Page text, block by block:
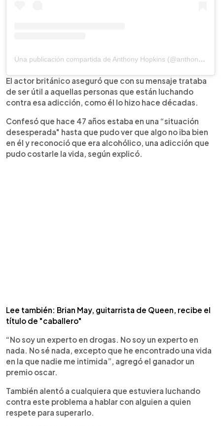
Una publicación compartida de Anthony Hopkins (@anthonyhopkins)
El actor británico aseguró que con su mensaje trataba
de ser útil a aquellas personas que están luchando
contra esa adicción, como él lo hizo hace décadas.
Confesó que hace 47 años estaba en una “situación
desesperada" hasta que pudo ver que algo no iba bien
en él y reconoció que era alcohólico, una adicción que
pudo costarle la vida, según explicó.
Lee también: Brian May, guitarrista de Queen, recibe el
título de "caballero"
“No soy un experto en drogas. No soy un experto en
nada. No sé nada, excepto que he encontrado una vida
en la que nadie me intimida”, agregó el ganador un
premio oscar.
También alentó a cualquiera que estuviera luchando
contra este problema a hablar con alguien a quien
respete para superarlo.